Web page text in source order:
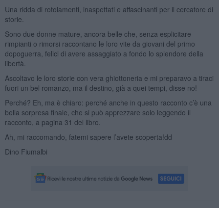
Una ridda di rotolamenti, inaspettati e affascinanti per il cercatore di
storie.
Sono due donne mature, ancora belle che, senza esplicitare
rimpianti o rimorsi raccontano le loro vite da giovani del primo
dopoguerra, felici di avere assaggiato a fondo lo splendore della
libertà.
Ascoltavo le loro storie con vera ghiottoneria e mi preparavo a tiraci
fuori un bel romanzo, ma il destino, già a quei tempi, disse no!
Perché? Eh, ma è chiaro: perché anche in questo racconto c’è una
bella sorpresa finale, che si può apprezzare solo leggendo il
racconto, a pagina 31 del libro.
Ah, mi raccomando, fatemi sapere l’avete scoperta!dd
Dino Fiumalbi